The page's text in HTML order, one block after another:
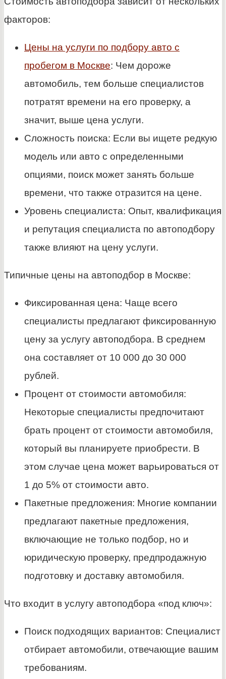
факторов:
Цены на услуги по подбору авто с
пробегом в Москве: Чем дороже
автомобиль, тем больше специалистов
потратят времени на его проверку, а
значит, выше цена услуги.
Сложность поиска: Если вы ищете редкую
модель или авто с определенными
опциями, поиск может занять больше
времени, что также отразится на цене.
Уровень специалиста: Опыт, квалификация
и репутация специалиста по автоподбору
также влияют на цену услуги.
Типичные цены на автоподбор в Москве:
Фиксированная цена: Чаще всего
специалисты предлагают фиксированную
цену за услугу автоподбора. В среднем
она составляет от 10 000 до 30 000
рублей.
Процент от стоимости автомобиля:
Некоторые специалисты предпочитают
брать процент от стоимости автомобиля,
который вы планируете приобрести. В
этом случае цена может варьироваться от
1 до 5% от стоимости авто.
Пакетные предложения: Многие компании
предлагают пакетные предложения,
включающие не только подбор, но и
юридическую проверку, предпродажную
подготовку и доставку автомобиля.
Что входит в услугу автоподбора «под ключ»:
Поиск подходящих вариантов: Специалист
отбирает автомобили, отвечающие вашим
требованиям.